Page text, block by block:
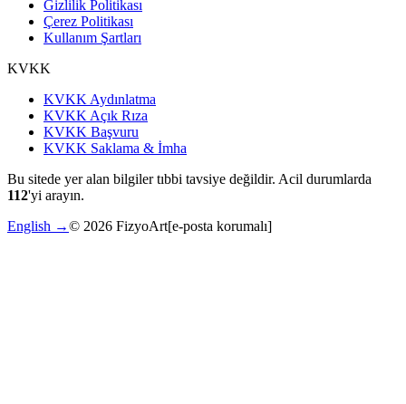
Gizlilik Politikası
Çerez Politikası
Kullanım Şartları
KVKK
KVKK Aydınlatma
KVKK Açık Rıza
KVKK Başvuru
KVKK Saklama & İmha
Bu sitede yer alan bilgiler tıbbi tavsiye değildir. Acil durumlarda
112'yi arayın.
English →© 2026 FizyoArt[e-posta korumalı]